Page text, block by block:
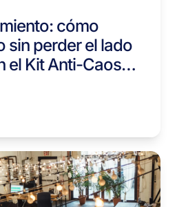
cómo
sin perder el lado
el Kit Anti-Caos